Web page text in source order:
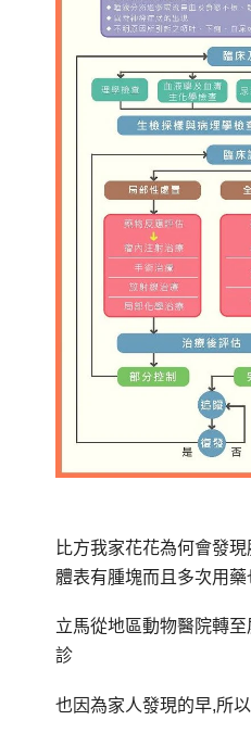
比方我家花花為何會發
體表有腫塊而且多次用藥
立馬從地區動物醫院轉
診
也因為家人發現的早,所